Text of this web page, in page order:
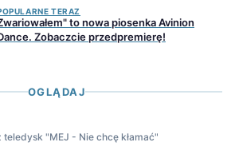
TERAZ
to nowa piosenka Avinion
Zobaczcie przedpremierę!
OGLĄDAJ
teledysk "MEJ - Nie chcę kłamać"